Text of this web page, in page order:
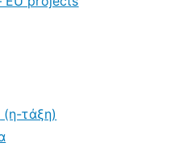
(η-τάξη)